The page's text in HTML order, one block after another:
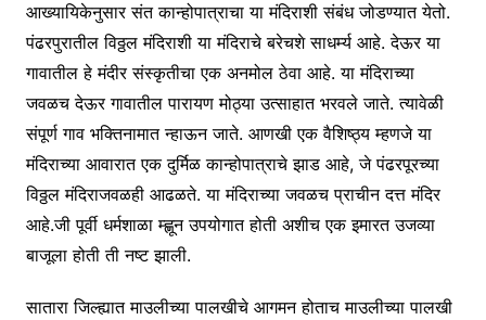
आख्यायिकेनुसार संत कान्होपात्राचा या मंदिराशी संबंध जोडण्यात येतो.
पंढरपुरातील विठ्ठल मंदिराशी या मंदिराचे बरेचशे साधर्म्य आहे. देऊर या
गावातील हे मंदीर संस्कृतीचा एक अनमोल ठेवा आहे. या मंदिराच्या
जवळच देऊर गावातील पारायण मोठ्या उत्साहात भरवले जाते. त्यावेळी
संपूर्ण गाव भक्तिनामात न्हाऊन जाते. आणखी एक वैशिष्ठ्य म्हणजे या
मंदिराच्या आवारात एक दुर्मिळ कान्होपात्राचे झाड आहे, जे पंढरपूरच्या
विठ्ठल मंदिराजवळही आढळते. या मंदिराच्या जवळच प्राचीन दत्त मंदिर
आहे.जी पूर्वी धर्मशाळा म्ह्णून उपयोगात होती अशीच एक इमारत उजव्या
बाजूला होती ती नष्ट झाली.
सातारा जिल्ह्यात माउलीच्या पालखीचे आगमन होताच माउलीच्या पालखी